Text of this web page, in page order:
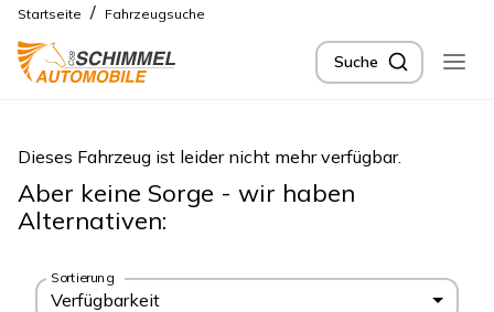
Startseite / Fahrzeugsuche
Suche
Dieses Fahrzeug ist leider nicht mehr verfügbar.
Aber keine Sorge - wir haben
Alternativen:
Sortierung
Verfügbarkeit